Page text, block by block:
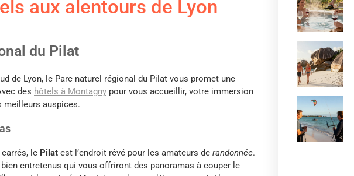
aux alentours de Lyon
du Pilat
de Lyon, le Parc naturel régional du Pilat vous promet une
des hôtels à Montagny pour vous accueillir, votre immersion
meilleurs auspices.
le Pilat est l’endroit rêvé pour les amateurs de randonnée.
entretenus qui vous offriront des panoramas à couper le